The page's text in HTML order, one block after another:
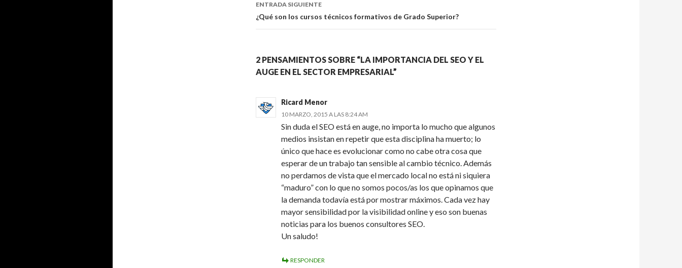
ENTRADA SIGUIENTE
¿Qué son los cursos técnicos formativos de Grado Superior?
2 PENSAMIENTOS SOBRE “LA IMPORTANCIA DEL SEO Y EL
AUGE EN EL SECTOR EMPRESARIAL”
Ricard Menor
10 MARZO, 2015 A LAS 8:24 AM
Sin duda el SEO está en auge, no importa lo mucho que algunos
medios insistan en repetir que esta disciplina ha muerto; lo
único que hace es evolucionar como no cabe otra cosa que
esperar de un trabajo tan sensible al cambio técnico. Además
no perdamos de vista que el mercado local no está ni siquiera
“maduro” con lo que no somos pocos/as los que opinamos que
la demanda todavía está por mostrar máximos. Cada vez hay
mayor sensibilidad por la visibilidad online y eso son buenas
noticias para los buenos consultores SEO.
Un saludo!
RESPONDER